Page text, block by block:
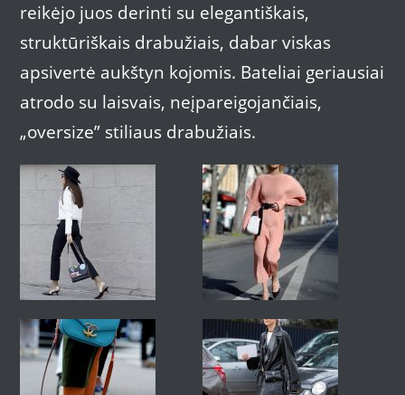
reikėjo juos derinti su elegantiškais,
struktūriškais drabužiais, dabar viskas
apsivertė aukštyn kojomis. Bateliai geriausiai
atrodo su laisvais, neįpareigojančiais,
„oversize” stiliaus drabužiais.